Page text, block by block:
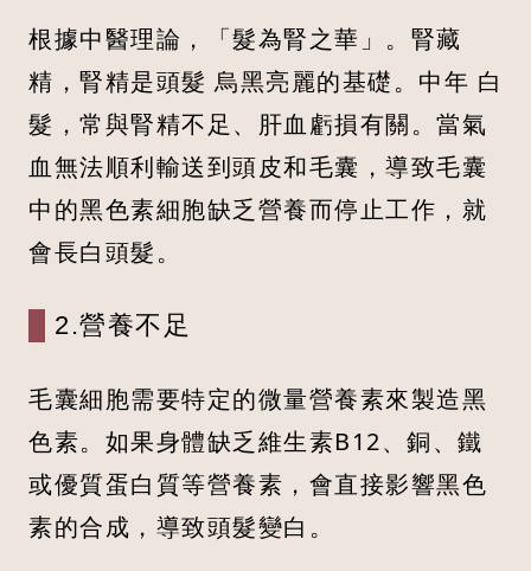
根據中醫理論，「髮為腎之華」。腎藏
精，腎精是頭髮 烏黑亮麗的基礎。中年 白
髮，常與腎精不足、肝血虧損有關。當氣
血無法順利輸送到頭皮和毛囊，導致毛囊
中的黑色素細胞缺乏營養而停止工作，就
會長白頭髮。
2.營養不足
毛囊細胞需要特定的微量營養素來製造黑
色素。如果身體缺乏維生素B12、銅、鐵
或優質蛋白質等營養素，會直接影響黑色
素的合成，導致頭髮變白。